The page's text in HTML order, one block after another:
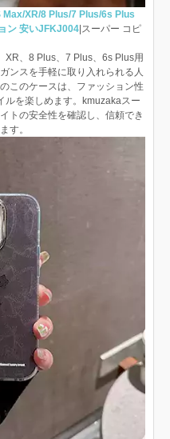
Max/XR/8 Plus/7 Plus/6s Plus
ン 安いJFKJ004 |スーパー コピ
XR、8 Plus、7 Plus、6s Plus用
ンスを手軽に取り入れられる人
このケースは、ファッション性
ルを楽しめます。kmuzakaスー
トの安全性を確認し、信頼でき
す。